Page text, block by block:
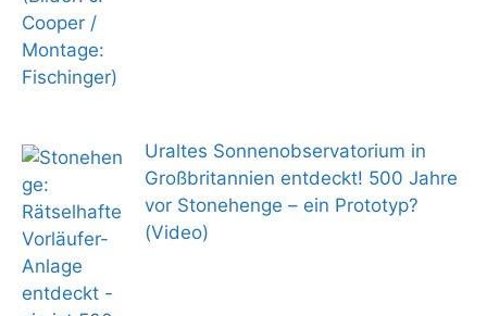
Uraltes Sonnenobservatorium in
Großbritannien entdeckt! 500 Jahre
vor Stonehenge – ein Prototyp?
(Video)